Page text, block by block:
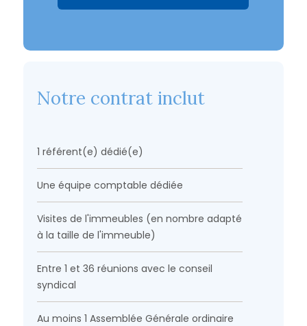
Notre contrat inclut
1 référent(e) dédié(e)
Une équipe comptable dédiée
Visites de l'immeubles (en nombre adapté
à la taille de l'immeuble)
Entre 1 et 36 réunions avec le conseil
syndical
Au moins 1 Assemblée Générale ordinaire